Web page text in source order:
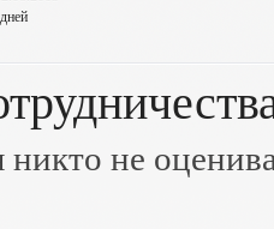
никто не